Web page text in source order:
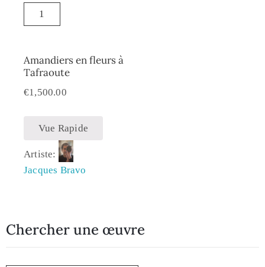
Amandiers en fleurs à
Tafraoute
€1,500.00
Vue Rapide
Artiste:
Jacques Bravo
Chercher une œuvre